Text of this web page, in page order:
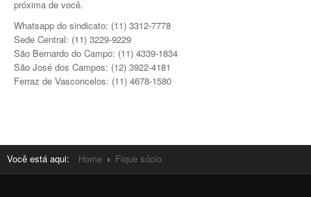
Ultimas Notícias
Fale Conosco
próxima de você.
Whatsapp do sindicato: (11) 3312-7778
Sede Central: (11) 3229-9229
São Bernardo do Campo: (11) 4339-1834
São José dos Campos: (12) 3922-4181
Ferraz de Vasconcelos: (11) 4678-1580
Você está aqui: Home Fique sócio